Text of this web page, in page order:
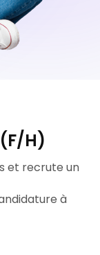
(F/H)
et recrute un
à